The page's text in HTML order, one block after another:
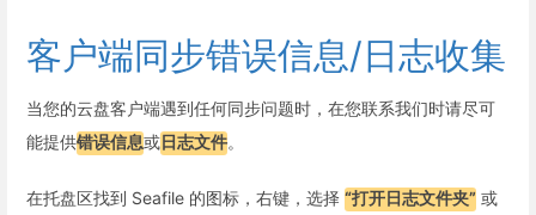
客户端同步错误信息/日志收集
当您的云盘客户端遇到任何同步问题时，在您联系我们时请尽可
能提供错误信息或日志文件。
在托盘区找到 Seafile 的图标，右键，选择 “打开日志文件夹” 或